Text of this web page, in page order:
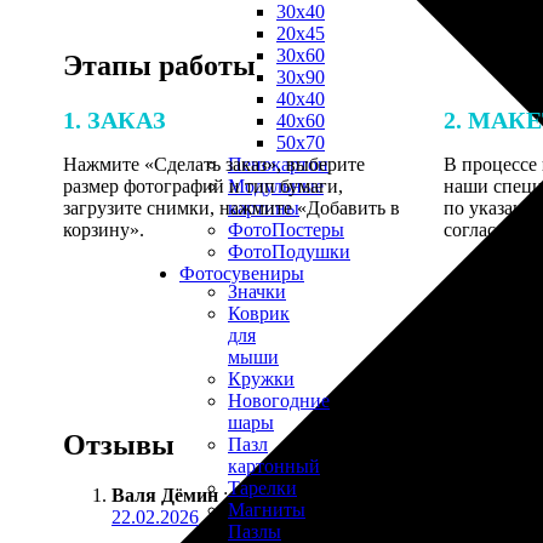
30х40
20х45
30х60
30х90
40х40
40х60
50х70
Пенокартон
Модульные
картины
ФотоПостеры
ФотоПодушки
Фотоcувениры
Значки
Коврик
для
мыши
Кружки
Новогодние
шары
Пазл
картонный
Тарелки
Магниты
Пазлы
Этапы работы
1. ЗАКАЗ
Нажмите «Сделать заказ», выберите
размер фотографий и тип бумаги,
загрузите снимки, нажмите «Добавить в
корзину».
2.
В процессе
наши
по
Отзывы
Валя Дёмин :
22.02.2026